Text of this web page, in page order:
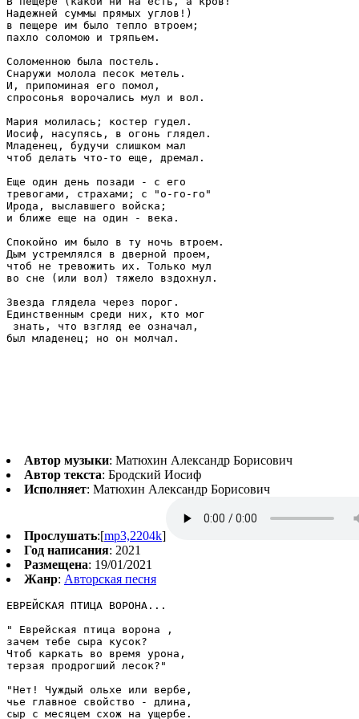
Надежней суммы прямых углов!)
в пещере им было тепло втроем;
пахло соломою и тряпьем.
Соломенною была постель.
Снаружи молола песок метель.
И, припоминая его помол,
спросонья ворочались мул и вол.
Мария молилась; костер гудел.
Иосиф, насупясь, в огонь глядел.
Младенец, будучи слишком мал
чтоб делать что-то еще, дремал.
Еще один день позади - с его
тревогами, страхами; с "о-го-го"
Ирода, выславшего войска;
и ближе еще на один - века.
Спокойно им было в ту ночь втроем.
Дым устремлялся в дверной проем,
чтоб не тревожить их. Только мул
во сне (или вол) тяжело вздохнул.
Звезда глядела через порог.
Единственным среди них, кто мог
знать, что взгляд ее означал,
был младенец; но он молчал.
Автор музыки: Матюхин Александр Борисович
Автор текста: Бродский Иосиф
Исполняет: Матюхин Александр Борисович
Прослушать:[mp3,2204k]
Год написания: 2021
Размещена: 19/01/2021
Жанр: Авторская песня
ЕВРЕЙСКАЯ ПТИЦА ВОРОНА...
" Еврейская птица ворона ,
зачем тебе сыра кусок?
Чтоб каркать во время урона,
терзая продрогший лесок?"
"Нет! Чуждый ольхе или вербе,
чье главное свойство - длина,
сыр с месяцем схож на ущербе.